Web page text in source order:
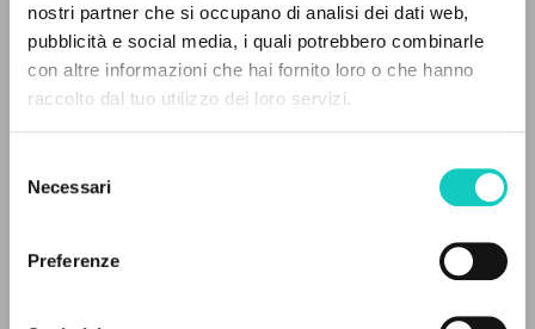
nostri partner che si occupano di analisi dei dati web,
pubblicità e social media, i quali potrebbero combinarle
con altre informazioni che hai fornito loro o che hanno
raccolto dal tuo utilizzo dei loro servizi.
delNecessari
Preferenze
Portoghese
Litterae Communionis-Passos edição portuguesa
2005
02/08/2024
RISULTATI SUCCESSIVI